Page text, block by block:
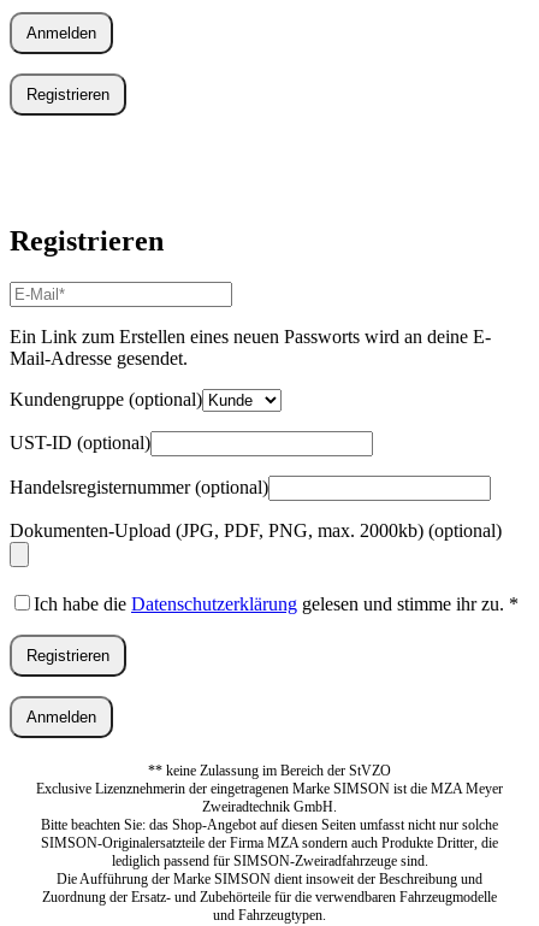
Anmelden
Registrieren
Registrieren
E-
Mail-
Adresse*
Erforderlich
Ein Link zum Erstellen eines neuen Passworts wird an deine E-
Mail-Adresse gesendet.
Kundengruppe (optional)
UST-ID (optional)
Handelsregisternummer(optional)
Dokumenten-Upload (JPG, PDF, PNG, max. 2000kb) (optional)
Ich habe die Datenschutzerklärung gelesen und stimme ihr zu. *
Registrieren
Anmelden
** keine Zulassung im Bereich der StVZO
Exclusive Lizenznehmerin der eingetragenen Marke SIMSON ist die MZA Meyer
Zweiradtechnik GmbH.
Bitte beachten Sie: das Shop-Angebot auf diesen Seiten umfasst nicht nur solche
SIMSON-Originalersatzteile der Firma MZA sondern auch Produkte Dritter, die
lediglich passend für SIMSON-Zweiradfahrzeuge sind.
Die Aufführung der Marke SIMSON dient insoweit der Beschreibung und
Zuordnung der Ersatz- und Zubehörteile für die verwendbaren Fahrzeugmodelle
und Fahrzeugtypen.